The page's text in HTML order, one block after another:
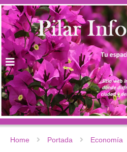
Home Portada Economía